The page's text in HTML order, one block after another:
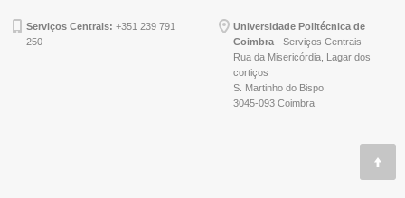
Serviços Centrais: +351 239 791
250
Universidade Politécnica de
Coimbra - Serviços Centrais
Rua da Misericórdia, Lagar dos
cortiços
S. Martinho do Bispo
3045-093 Coimbra